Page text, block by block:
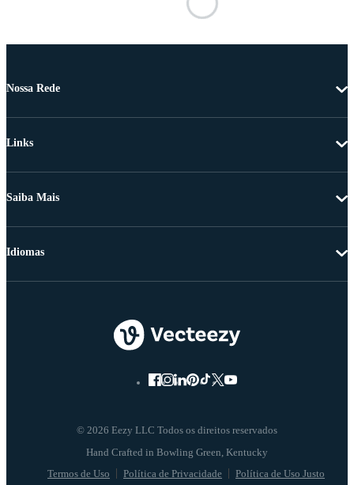
Nossa Rede
Links
Saiba Mais
© 2026 Eezy LLC Todos os direitos reservados
Termos de Uso Política de Privacidade Política de Uso Justo
Idiomas